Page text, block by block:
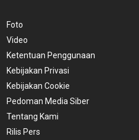
Foto
Video
Ketentuan Penggunaan
Kebijakan Privasi
Kebijakan Cookie
Pedoman Media Siber
Tentang Kami
Rilis Pers